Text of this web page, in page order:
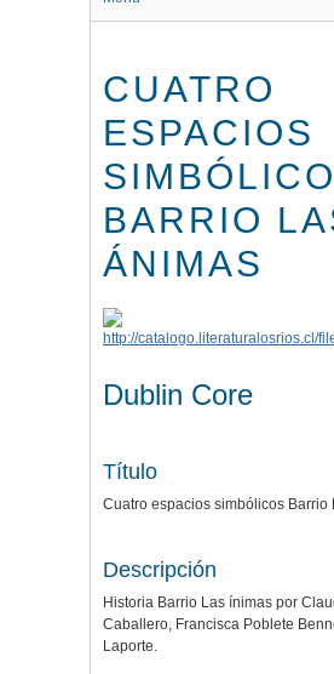
CUATRO
ESPACIOS
BARRIO
ÁNIMAS
Dublin Core
Título
Cuatro espacios simbólicos Barrio
Descripción
Historia Barrio Las ínimas por
Caballero, Francisca Poblete
Laporte.